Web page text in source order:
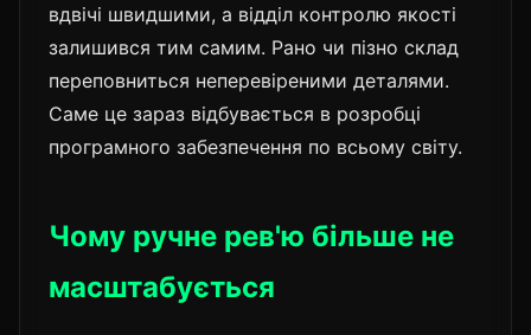
вдвічі швидшими, а відділ контролю якості
залишився тим самим. Рано чи пізно склад
переповниться неперевіреними деталями.
Саме це зараз відбувається в розробці
програмного забезпечення по всьому світу.
Чому ручне рев'ю більше не
масштабується